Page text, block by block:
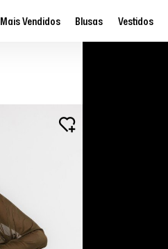
Mais Vendidos Blusas Vestidos